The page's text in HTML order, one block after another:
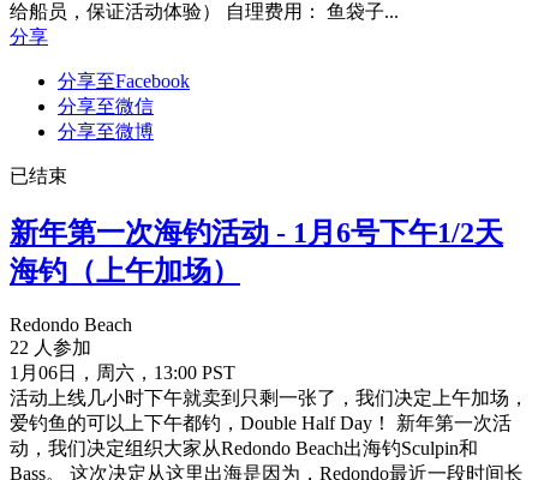
给船员，保证活动体验） 自理费用： 鱼袋子...
分享
分享至Facebook
分享至微信
分享至微博
已结束
新年第一次海钓活动 - 1月6号下午1/2天
海钓（上午加场）
Redondo Beach
22 人参加
1月06日，周六，13:00 PST
活动上线几小时下午就卖到只剩一张了，我们决定上午加场，
爱钓鱼的可以上下午都钓，Double Half Day！ 新年第一次活
动，我们决定组织大家从Redondo Beach出海钓Sculpin和
Bass。 这次决定从这里出海是因为，Redondo最近一段时间长